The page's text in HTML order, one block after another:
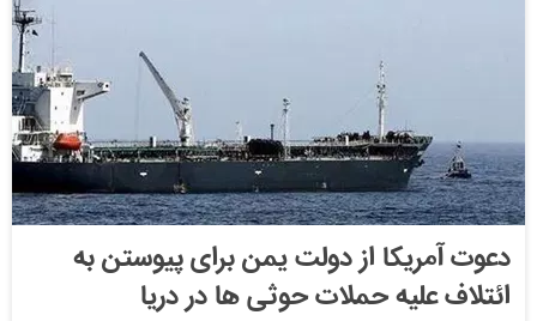
دعوت آمریکا از دولت یمن برای پیوستن به
ائتلاف علیه حملات حوثی ها در دریا